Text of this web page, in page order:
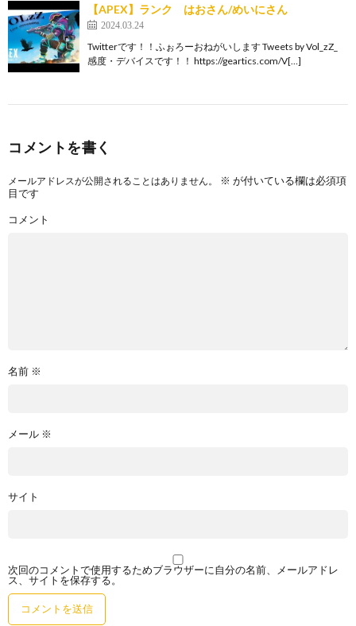
【APEX】ランク はおさん/めいにさん
2024.03.24
Twitterです！！ふぉろーおねがいします Tweets by Vol_zZ_
感度・デバイスです！！ https://geartics.com/V[…]
コメントを書く
メールアドレスが公開されることはありません。 ※ が付いている欄は必須項
目です
コメント
名前 ※
メール ※
サイト
次回のコメントで使用するためブラウザーに自分の名前、メールアドレ
ス、サイトを保存する。